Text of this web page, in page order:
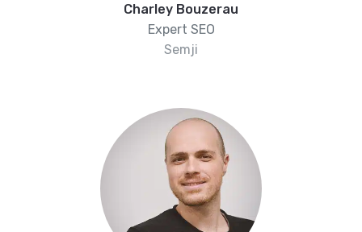
Charley Bouzerau
Expert SEO
Semji